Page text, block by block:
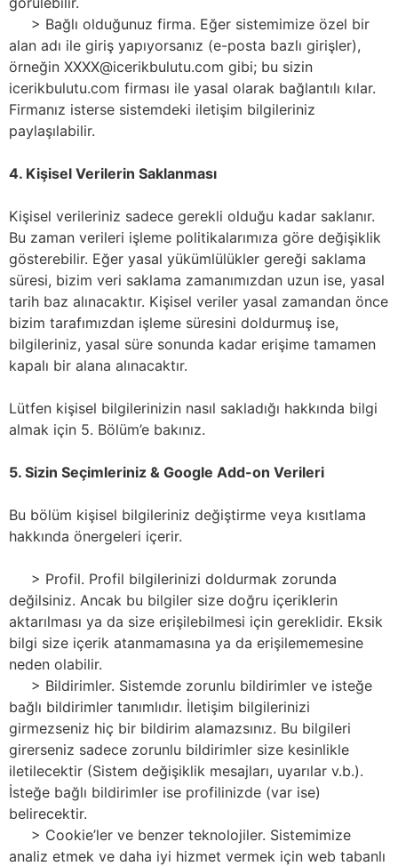
> Bağlı olduğunuz firma. Eğer sistemimize özel bir
alan adı ile giriş yapıyorsanız (e-posta bazlı girişler),
örneğin XXXX@icerikbulutu.com gibi; bu sizin
icerikbulutu.com firması ile yasal olarak bağlantılı kılar.
Firmanız isterse sistemdeki iletişim bilgileriniz
paylaşılabilir.
4. Kişisel Verilerin Saklanması
Kişisel verileriniz sadece gerekli olduğu kadar saklanır.
Bu zaman verileri işleme politikalarımıza göre değişiklik
gösterebilir. Eğer yasal yükümlülükler gereği saklama
süresi, bizim veri saklama zamanımızdan uzun ise, yasal
tarih baz alınacaktır. Kişisel veriler yasal zamandan önce
bizim tarafımızdan işleme süresini doldurmuş ise,
bilgileriniz, yasal süre sonunda kadar erişime tamamen
kapalı bir alana alınacaktır.
Lütfen kişisel bilgilerinizin nasıl sakladığı hakkında bilgi
almak için 5. Bölüm’e bakınız.
5. Sizin Seçimleriniz & Google Add-on Verileri
Bu bölüm kişisel bilgileriniz değiştirme veya kısıtlama
hakkında önergeleri içerir.
> Profil. Profil bilgilerinizi doldurmak zorunda
değilsiniz. Ancak bu bilgiler size doğru içeriklerin
aktarılması ya da size erişilebilmesi için gereklidir. Eksik
bilgi size içerik atanmamasına ya da erişilememesine
neden olabilir.
> Bildirimler. Sistemde zorunlu bildirimler ve isteğe
bağlı bildirimler tanımlıdır. İletişim bilgilerinizi
girmezseniz hiç bir bildirim alamazsınız. Bu bilgileri
girerseniz sadece zorunlu bildirimler size kesinlikle
iletilecektir (Sistem değişiklik mesajları, uyarılar v.b.).
İsteğe bağlı bildirimler ise profilinizde (var ise)
belirecektir.
> Cookie’ler ve benzer teknolojiler. Sistemimize
analiz etmek ve daha iyi hizmet vermek için web tabanlı